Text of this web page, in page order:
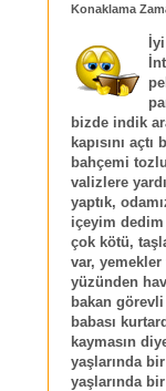
Konaklama
bizde indik
kapısını
bahçemi
valizlere
yaptık,
içeyim
çok kötü,
var,
yüzünden
bakan
babası
kaymasın
yaşlarında
yaşlarında